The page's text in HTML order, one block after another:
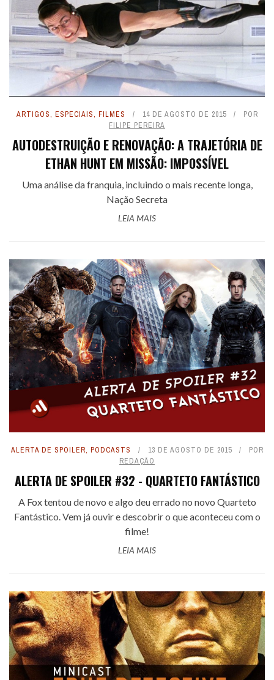
ARTIGOS, ESPECIAIS, FILMES 14 DE AGOSTO DE 2015
POR
FILIPE PEREIRA
AUTODESTRUIÇÃO E RENOVAÇÃO: A TRAJETÓRIA DE
ETHAN HUNT EM MISSÃO: IMPOSSÍVEL
Uma análise da franquia, incluindo o mais recente longa,
Nação Secreta
LEIA MAIS
ALERTA DE SPOILER, PODCASTS 13 DE AGOSTO DE 2015
POR
REDAÇÃO
ALERTA DE SPOILER #32 - QUARTETO FANTÁSTICO
A Fox tentou de novo e algo deu errado no novo Quarteto
Fantástico. Vem já ouvir e descobrir o que aconteceu com o
filme!
LEIA MAIS